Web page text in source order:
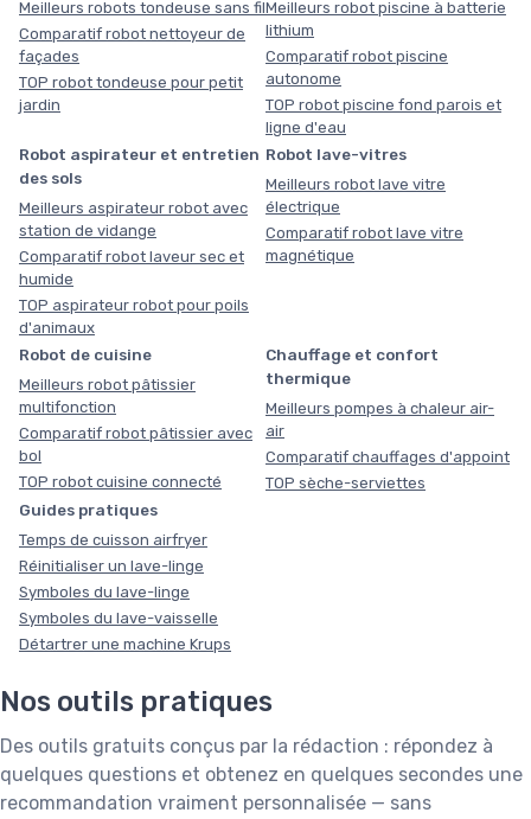
Meilleurs robots tondeuse sans fil
Comparatif robot nettoyeur de
façades
TOP robot tondeuse pour petit
jardin
Meilleurs robot piscine à batterie
lithium
Comparatif robot piscine
autonome
TOP robot piscine fond parois et
ligne d'eau
Robot aspirateur et entretien
des sols
Meilleurs aspirateur robot avec
station de vidange
Comparatif robot laveur sec et
humide
TOP aspirateur robot pour poils
d'animaux
Robot lave-vitres
Meilleurs robot lave vitre
électrique
Comparatif robot lave vitre
magnétique
Robot de cuisine
Meilleurs robot pâtissier
multifonction
Comparatif robot pâtissier avec
bol
TOP robot cuisine connecté
Chauffage et confort
thermique
Meilleurs pompes à chaleur air-
air
Comparatif chauffages d'appoint
TOP sèche-serviettes
Guides pratiques
Temps de cuisson airfryer
Réinitialiser un lave-linge
Symboles du lave-linge
Symboles du lave-vaisselle
Détartrer une machine Krups
Nos outils pratiques
Des outils gratuits conçus par la rédaction : répondez à
quelques questions et obtenez en quelques secondes une
recommandation vraiment personnalisée — sans